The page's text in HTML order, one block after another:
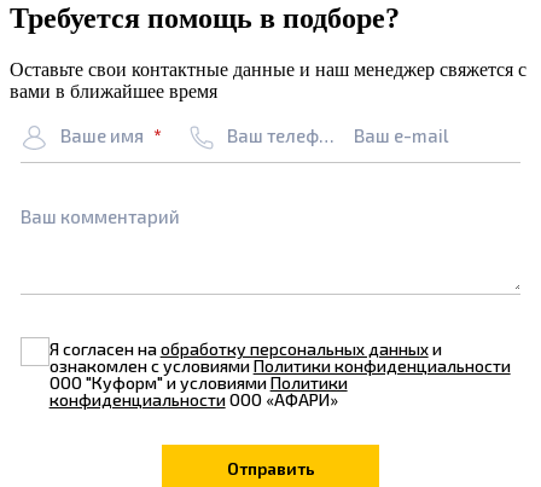
Требуется помощь в подборе?
Оставьте свои контактные данные и наш менеджер свяжется с
вами в ближайшее время
Ваше имя Ваш телефон Ваш e-mail
Ваш комментарий
Я согласен наобработку персональных данныхи
ознакомлен с условиямиПолитики конфиденциальности
ООО "Куформ" и условиямиПолитики
конфиденциальностиООО «АФАРИ»